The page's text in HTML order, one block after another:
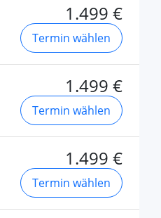
1.499 €
Termin wählen
1.499 €
Termin wählen
1.499 €
Termin wählen